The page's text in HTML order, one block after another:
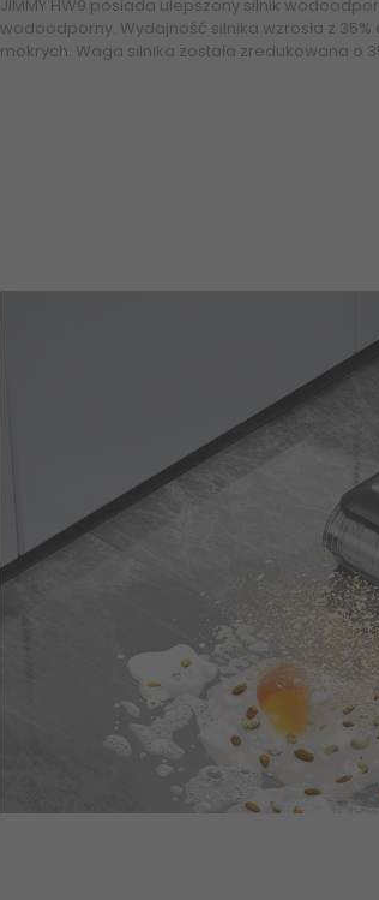
JIMMY HW9 posiada ulepszony silnik
wodoodporny. Wydajność silnika wzrosła z
mokrych. Waga silnika została zredukowana o